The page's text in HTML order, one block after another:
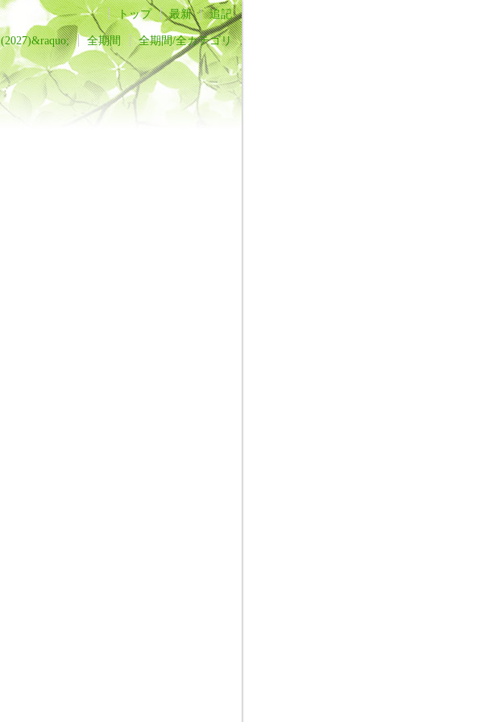
トップ 最新 追記
(2027)&raquo; 全期間 全期間/全カテゴリ